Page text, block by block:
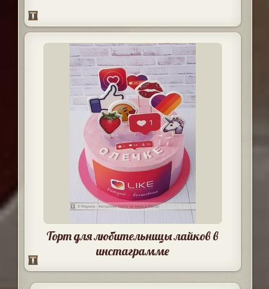
Торт для любительницы лайков в
инстаграмме